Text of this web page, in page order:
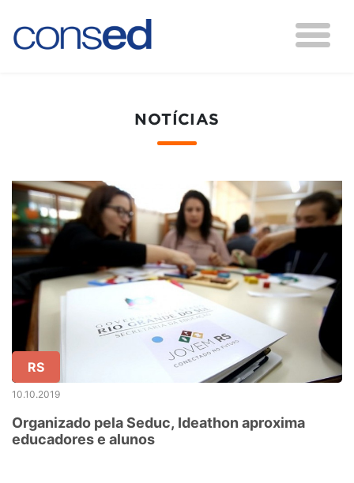
NOTÍCIAS
RS
10.10.2019
Organizado pela Seduc, Ideathon aproxima
educadores e alunos